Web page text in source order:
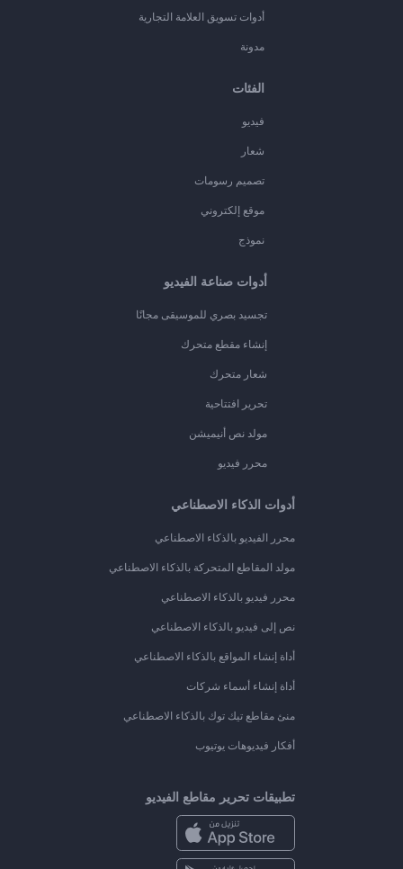
أدوات تسويق العلامة التجارية
مدونة
الفئات
فيديو
شعار
تصميم رسومات
موقع إلكتروني
نموذج
أدوات صناعة الفيديو
تجسيد بصري للموسيقى مجانًا
إنشاء مقطع متحرك
شعار متحرك
تحرير افتتاحية
مولد نص أنيميشن
محرر فيديو
أدوات الذكاء الاصطناعي
محرر الفيديو بالذكاء الاصطناعي
مولد المقاطع المتحركة بالذكاء الاصطناعي
محرر فيديو بالذكاء الاصطناعي
نص إلى فيديو بالذكاء الاصطناعي
أداة إنشاء المواقع بالذكاء الاصطناعي
أداة إنشاء أسماء شركات
منئ مقاطع تيك توك بالذكاء الاصطناعي
أفكار فيديوهات يوتيوب
تطبيقات تحرير مقاطع الفيديو